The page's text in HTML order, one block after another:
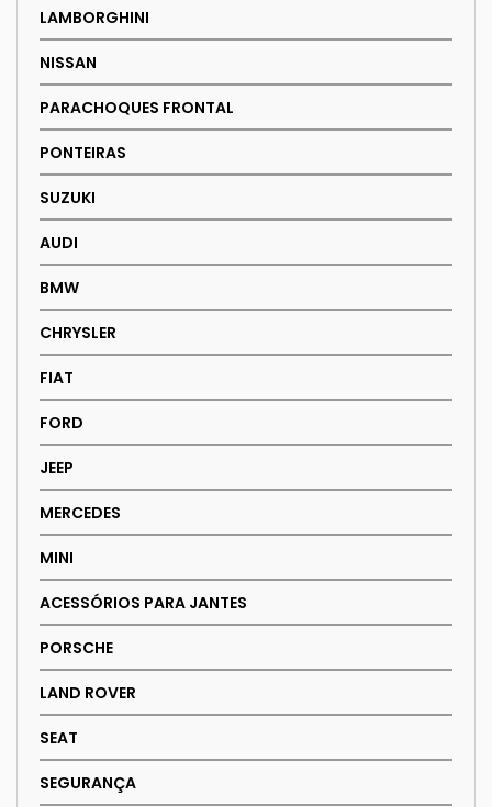
LAMBORGHINI
NISSAN
PARACHOQUES FRONTAL
PONTEIRAS
SUZUKI
AUDI
BMW
CHRYSLER
FIAT
FORD
JEEP
MERCEDES
MINI
ACESSÓRIOS PARA JANTES
PORSCHE
LAND ROVER
SEAT
SEGURANÇA